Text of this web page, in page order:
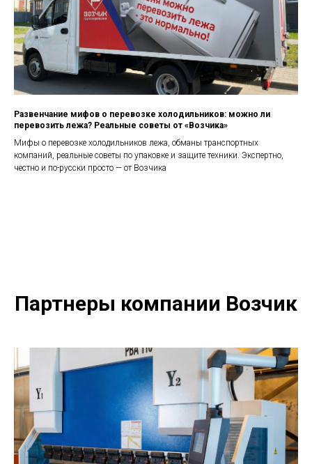
Развенчание мифов о перевозке холодильников: можно ли
перевозить лежа? Реальные советы от «Возчика»
Мифы о перевозке холодильников лежа, обманы транспортных
компаний, реальные советы по упаковке и защите техники. Экспертно,
честно и по-русски просто — от Возчика
Партнеры компании Возчик